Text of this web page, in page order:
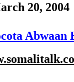
20, 2004